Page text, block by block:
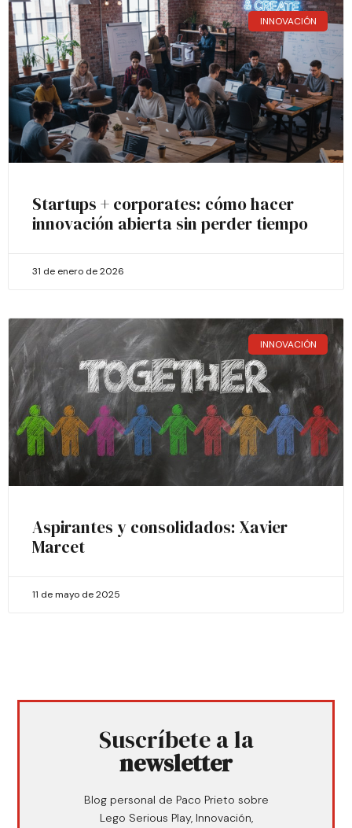
INNOVACIÓN
Startups + corporates: cómo hacer
innovación abierta sin perder tiempo
31 de enero de 2026
INNOVACIÓN
Aspirantes y consolidados: Xavier
Marcet
11 de mayo de 2025
Suscríbete a la
newsletter
Blog personal de Paco Prieto sobre
Lego Serious Play, Innovación,